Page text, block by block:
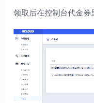
领取后在控制台代金券